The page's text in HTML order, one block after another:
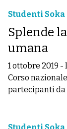
Studenti Soka
Splende
umana
1 ottobre 2019 -
Corso
partecipanti da